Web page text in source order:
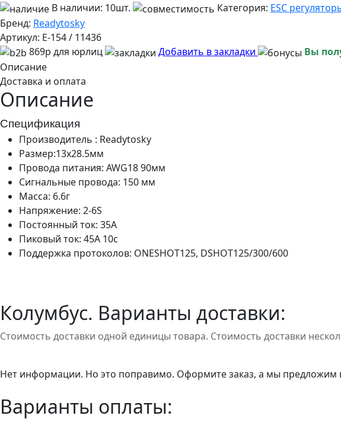
В наличии: 10шт. Категория: ESC
Бренд: Readytosky
Артикул: E-154 / 11436
869р для юрлиц
Добавить в закладки Вы
Описание
Доставка и оплата
Описание
Спецификация
Производитель : Readytosky
Размер:13x28.5мм
Провода питания: AWG18 90мм
Сигнальные провода: 150 мм
Масса: 6.6г
Напряжение: 2-6S
Постоянный ток: 35A
Пиковый ток: 45A 10с
Поддержка протоколов: ONESHOT125, DSHOT125/300/600
Колумбус. Варианты доставки:
Стоимость доставки одной единицы товара. Стоимость доставки
Нет информации. Но это поправимо. Оформите заказ, а мы предложим
Варианты оплаты: